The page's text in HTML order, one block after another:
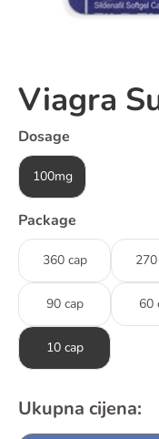
Viagra
Dosage
100mg
Package
360 cap
90 cap 60
10 cap
Ukupna cijena: